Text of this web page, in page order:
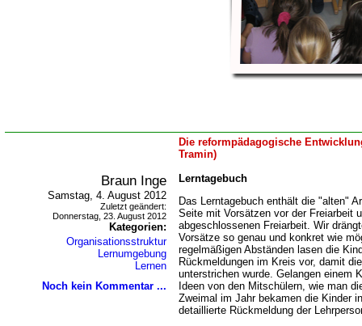
Die reformpädagogische
Tramin)
Braun Inge
Samstag, 4. August 2012
Zuletzt geändert:
Donnerstag, 23. August 2012
Kategorien:
Organisationsstruktur
Lernumgebung
Lernen
Noch kein Kommentar ...
Lerntagebuch
Das Lerntagebuch enthält die "alten"
Seite mit Vorsätzen vor der Freiarbeit
abgeschlossenen Freiarbeit. Wir
Vorsätze so genau und konkret wie
regelmäßigen Abständen lasen die
Rückmeldungen im Kreis vor, damit
unterstrichen wurde. Gelangen einem
Ideen von den Mitschülern, wie man
Zweimal im Jahr bekamen die Kinder
detaillierte Rückmeldung der